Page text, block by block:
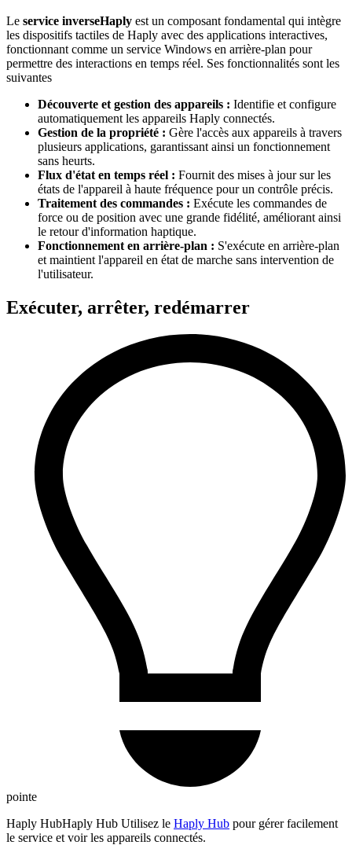
Le service inverseHaply est un composant fondamental qui intègre
les dispositifs tactiles de Haply avec des applications interactives,
fonctionnant comme un service Windows en arrière-plan pour
permettre des interactions en temps réel. Ses fonctionnalités sont les
suivantes
Découverte et gestion des appareils : Identifie et configure
automatiquement les appareils Haply connectés.
Gestion de la propriété : Gère l'accès aux appareils à travers
plusieurs applications, garantissant ainsi un fonctionnement
sans heurts.
Flux d'état en temps réel : Fournit des mises à jour sur les
états de l'appareil à haute fréquence pour un contrôle précis.
Traitement des commandes : Exécute les commandes de
force ou de position avec une grande fidélité, améliorant ainsi
le retour d'information haptique.
Fonctionnement en arrière-plan : S'exécute en arrière-plan
et maintient l'appareil en état de marche sans intervention de
l'utilisateur.
Exécuter, arrêter, redémarrer
pointe
Haply HubHaply Hub Utilisez le Haply Hub pour gérer facilement
le service et voir les appareils connectés.